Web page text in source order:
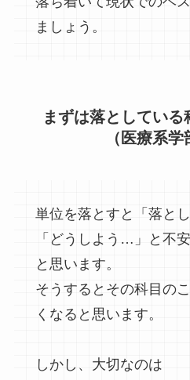
ましょう。
まずは落としてい
（医療系学
単位を落とすと「落と
「どうしよう…」と不
と思います。
そうするとその科目の
くなると思います。
しかし、大切なのは